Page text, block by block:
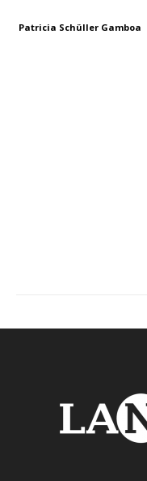
Patricia Schüller Gamboa